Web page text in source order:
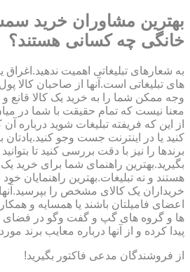
بهترین مشاوران خرید
خانگی چه کسانی هستند؟
به شعارهای تبلیغاتی اهمیت
های تبلیغاتی است.آنها از صاحبان کالا
وجه ممکن شما را به خرید یک کالا قانع و
معنا نیست که تمام حقیقت با شما در
از این که فریفته تبلیغات شوید درباره
کنید یا در اینترنت جست وجو کنید.یادتان
برندها را نیز با دقت بررسی کنید تا
بگیرید.بهترین راهنمای شما برای خرید
هستند و نه تبلیغات.بهترین راهنمایان
خریداران یک کالای مشخص را
اعضای فامیلتان باشند یا همسایه و
ها و گروه های گپ و گفت وگو در فضای
پیدا کرده و از آنها درباره معایب برند
از فروشندگان مدعی فاکتور بگیرید!